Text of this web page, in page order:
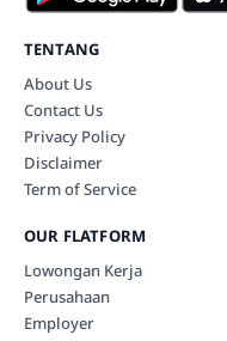
TENTANG
About Us
Contact Us
Privacy Policy
Disclaimer
Term of Service
OUR FLATFORM
Lowongan Kerja
Perusahaan
Employer